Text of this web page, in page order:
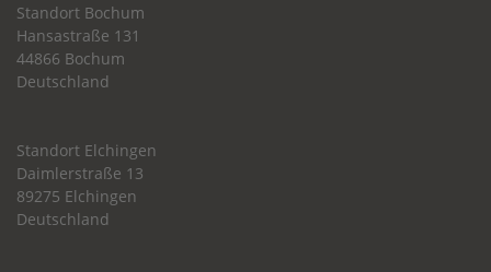
Standort Bochum
Hansastraße 131
44866 Bochum
Deutschland
Standort Elchingen
Daimlerstraße 13
89275 Elchingen
Deutschland